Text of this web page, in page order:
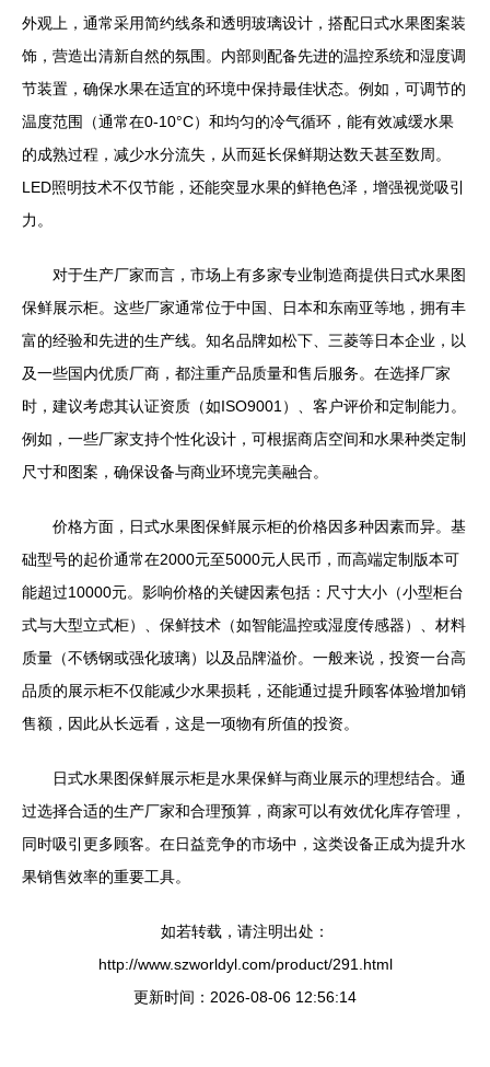
外观上，通常采用简约线条和透明玻璃设计，搭配日式水果图案装
饰，营造出清新自然的氛围。内部则配备先进的温控系统和湿度调
节装置，确保水果在适宜的环境中保持最佳状态。例如，可调节的
温度范围（通常在0-10°C）和均匀的冷气循环，能有效减缓水果
的成熟过程，减少水分流失，从而延长保鲜期达数天甚至数周。
LED照明技术不仅节能，还能突显水果的鲜艳色泽，增强视觉吸引
力。
对于生产厂家而言，市场上有多家专业制造商提供日式水果图
保鲜展示柜。这些厂家通常位于中国、日本和东南亚等地，拥有丰
富的经验和先进的生产线。知名品牌如松下、三菱等日本企业，以
及一些国内优质厂商，都注重产品质量和售后服务。在选择厂家
时，建议考虑其认证资质（如ISO9001）、客户评价和定制能力。
例如，一些厂家支持个性化设计，可根据商店空间和水果种类定制
尺寸和图案，确保设备与商业环境完美融合。
价格方面，日式水果图保鲜展示柜的价格因多种因素而异。基
础型号的起价通常在2000元至5000元人民币，而高端定制版本可
能超过10000元。影响价格的关键因素包括：尺寸大小（小型柜台
式与大型立式柜）、保鲜技术（如智能温控或湿度传感器）、材料
质量（不锈钢或强化玻璃）以及品牌溢价。一般来说，投资一台高
品质的展示柜不仅能减少水果损耗，还能通过提升顾客体验增加销
售额，因此从长远看，这是一项物有所值的投资。
日式水果图保鲜展示柜是水果保鲜与商业展示的理想结合。通
过选择合适的生产厂家和合理预算，商家可以有效优化库存管理，
同时吸引更多顾客。在日益竞争的市场中，这类设备正成为提升水
果销售效率的重要工具。
如若转载，请注明出处：
http://www.szworldyl.com/product/291.html
更新时间：2026-08-06 12:56:14